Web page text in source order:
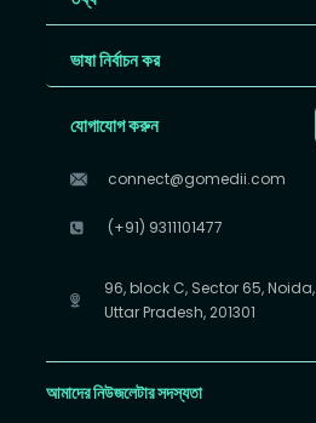
ভাষা নির্বাচন কর
যোগাযোগ করুন
connect@gomedii.com
(+91) 9311101477
96, block C, Sector 65, Noida,
Uttar Pradesh, 201301
আমাদের নিউজলেটার সদস্যতা